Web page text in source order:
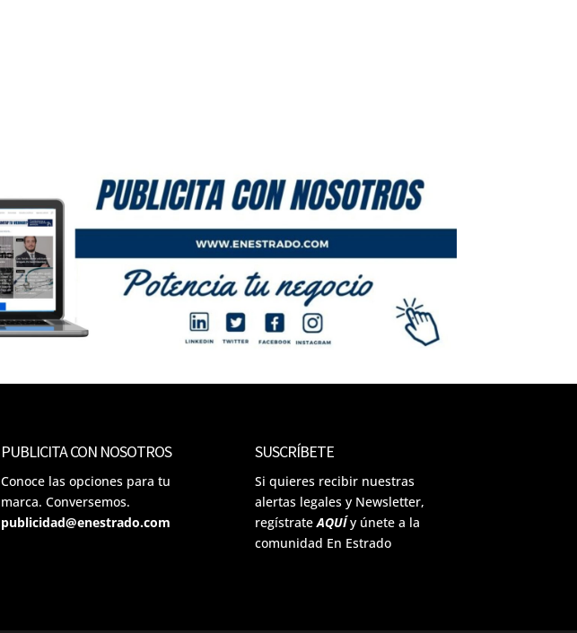
PUBLICITA CON NOSOTROS
Conoce las opciones para tu
marca. Conversemos.
publicidad@enestrado.com
SUSCRÍBETE
Si quieres recibir nuestras
alertas legales y Newsletter,
regístrateAQUÍ y únete a la
comunidad En Estrado